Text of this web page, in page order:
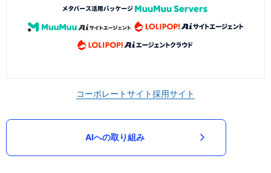
コーポレートサイト採用サイト
AIへの取り組み